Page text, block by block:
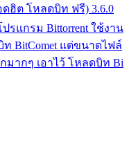
ดฮิต โหลดบิท ฟรี) 3.6.0
รแกรม Bittorrent ใช้งาน
BitComet แต่ขนาดไฟล์
มากๆ เอาไว้ โหลดบิท Bi